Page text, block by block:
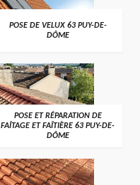
POSE DE VELUX 63 PUY-DE-
DÔME
POSE ET RÉPARATION DE
FAÎTAGE ET FAÎTIÈRE 63 PUY-DE-
DÔME